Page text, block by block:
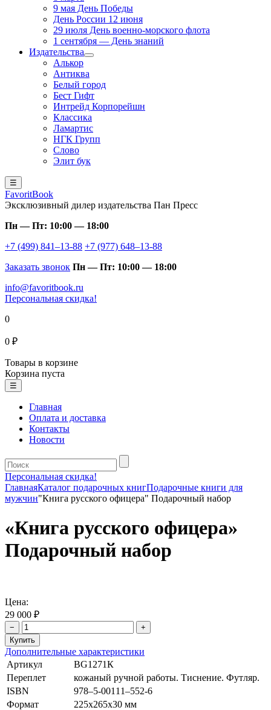
9 мая День Победы
День России 12 июня
29 июля День военно-морского флота
1 сентября — День знаний
Издательства
Алькор
Антиква
Белый город
Бест Гифт
Интрейд Корпорейшн
Классика
Ламартис
НГК Групп
Слово
Элит бук
☰
FavoritBook
Эксклюзивный дилер издательства Пан Пресс
Пн — Пт: 10:00 — 18:00
+7 (499) 841–13-88 +7 (977) 648–13-88
Заказать звонок Пн — Пт: 10:00 — 18:00
info@favoritbook.ru
Персональная скидка!
0
0 ₽
Товары в корзине
Корзина пуста
☰
Главная
Оплата и доставка
Контакты
Новости
Персональная скидка!
ГлавнаяКаталог подарочных книгПодарочные книги для
мужчин"Книга русского офицера" Подарочный набор
«Книга русского офицера»
Подарочный набор
Цена:
29 000 ₽
− +
Дополнительные характеристики
Артикул
BG1271К
Переплет
кожаный ручной работы. Тиснение. Футляр.
ISBN
978–5-00111–552-6
Формат
225х265х30 мм